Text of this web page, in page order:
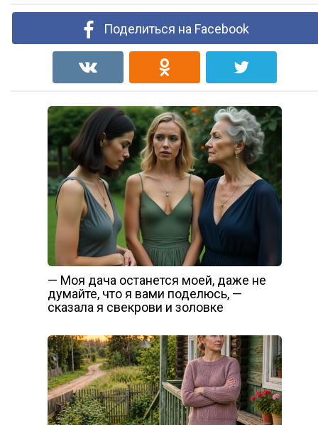
Поделиться на Facebook
— Моя дача останется моей, даже не
думайте, что я вами поделюсь, —
сказала я свекрови и золовке